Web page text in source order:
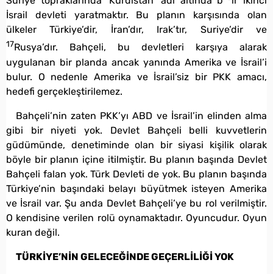
İsrail devleti yaratmaktır. Bu planın karşısında olan
ülkeler Türkiye’dir, İran’dır, Irak’tır, Suriye’dir ve
17Rusya’dır. Bahçeli, bu devletleri karşıya alarak
uygulanan bir planda ancak yanında Amerika ve İsrail’i
bulur. O nedenle Amerika ve İsrail’siz bir PKK amacı,
hedefi gerçekleştirilemez.
Bahçeli’nin zaten PKK’yı ABD ve İsrail’in elinden alma
gibi bir niyeti yok. Devlet Bahçeli belli kuvvetlerin
güdümünde, denetiminde olan bir siyasi kişilik olarak
böyle bir planın içine itilmiştir. Bu planın başında Devlet
Bahçeli falan yok. Türk Devleti de yok. Bu planın başında
Türkiye’nin başındaki belayı büyütmek isteyen Amerika
ve İsrail var. Şu anda Devlet Bahçeli’ye bu rol verilmiştir.
O kendisine verilen rolü oynamaktadır. Oyuncudur. Oyun
kuran değil.
TÜRKİYE’NİN GELECEĞİNDE GEÇERLİLİĞİ YOK